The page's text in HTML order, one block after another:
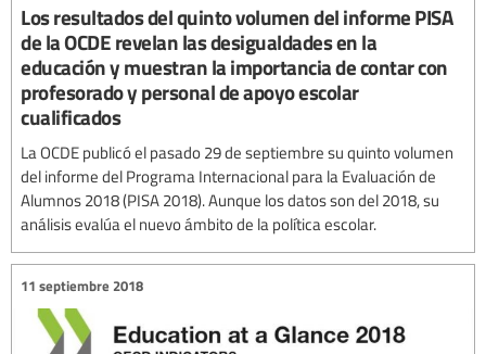
Los resultados del quinto volumen del informe PISA
de la OCDE revelan las desigualdades en la
educación y muestran la importancia de contar con
profesorado y personal de apoyo escolar
cualificados
La OCDE publicó el pasado 29 de septiembre su quinto volumen
del informe del Programa Internacional para la Evaluación de
Alumnos 2018 (PISA 2018). Aunque los datos son del 2018, su
análisis evalúa el nuevo ámbito de la política escolar.
11 septiembre 2018